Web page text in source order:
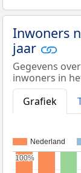
Inwoners
jaar
Gegevens
inwoners in
Grafiek
Nederland
100%
100%